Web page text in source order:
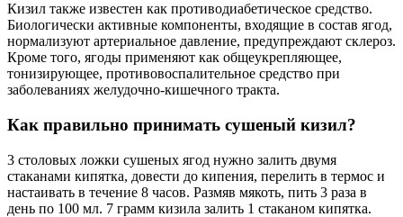
Кизил также известен как противодиабетическое средство.
Биологически активные компоненты, входящие в состав ягод,
нормализуют артериальное давление, предупреждают склероз.
Кроме того, ягоды применяют как общеукрепляющее,
тонизирующее, противовоспалительное средство при
заболеваниях желудочно-кишечного тракта.
Как правильно принимать сушеный кизил?
3 столовых ложки сушеных ягод нужно залить двумя
стаканами кипятка, довести до кипения, перелить в термос и
настаивать в течение 8 часов. Размяв мякоть, пить 3 раза в
день по 100 мл. 7 грамм кизила залить 1 стаканом кипятка.